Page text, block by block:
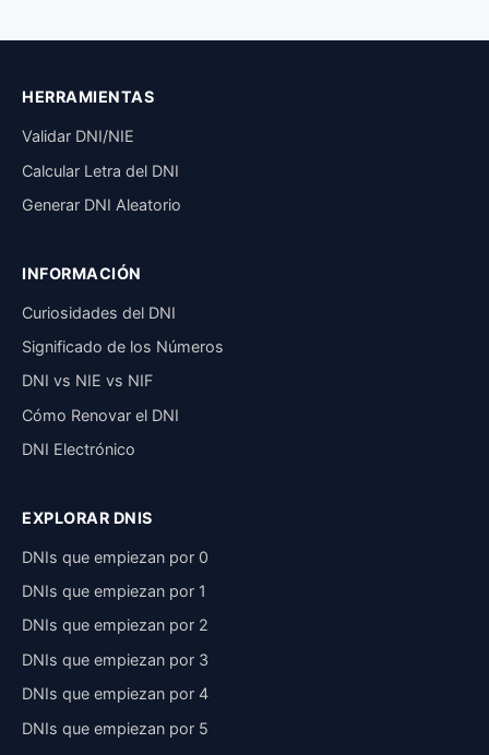
HERRAMIENTAS
Validar DNI/NIE
Calcular Letra del DNI
Generar DNI Aleatorio
INFORMACIÓN
Curiosidades del DNI
Significado de los Números
DNI vs NIE vs NIF
Cómo Renovar el DNI
DNI Electrónico
EXPLORAR DNIS
DNIs que empiezan por 0
DNIs que empiezan por 1
DNIs que empiezan por 2
DNIs que empiezan por 3
DNIs que empiezan por 4
DNIs que empiezan por 5